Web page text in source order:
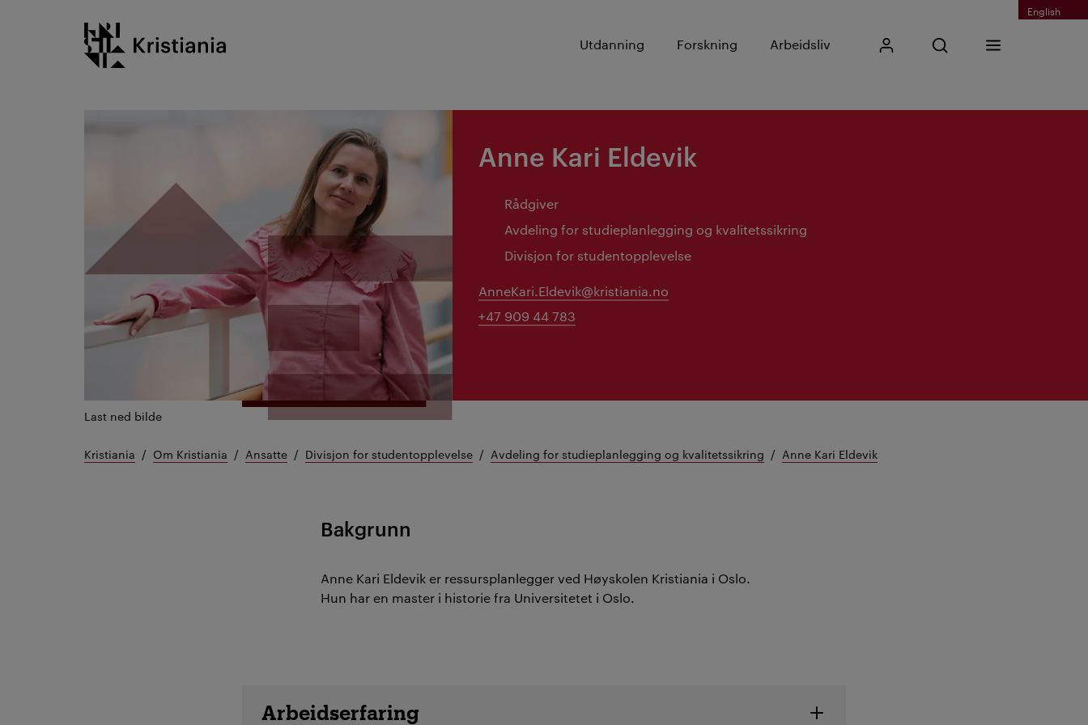
English
Kristiania logo
Utdanning Forskning Arbeidsliv Mitt KristianiaÅpne søk
Skriv inn søkefrase
Søk
Meny
Last ned bilde
Anne Kari Eldevik
Rådgiver
Avdeling for studieplanlegging og kvalitetssikring
Divisjon for studentopplevelse
AnneKari.Eldevik@kristiania.no
+47 909 44 783
Kristiania Om Kristiania Ansatte Divisjon for studentopplevelse Avdeling for studieplanlegging og kvalitetssikring Anne Kari Eldevik
Bakgrunn
Anne Kari Eldevik er ressursplanlegger ved Høyskolen Kristiania i Oslo.
Hun har en master i historie fra Universitetet i Oslo.
Ansatte detaljer
Arbeidserfaring